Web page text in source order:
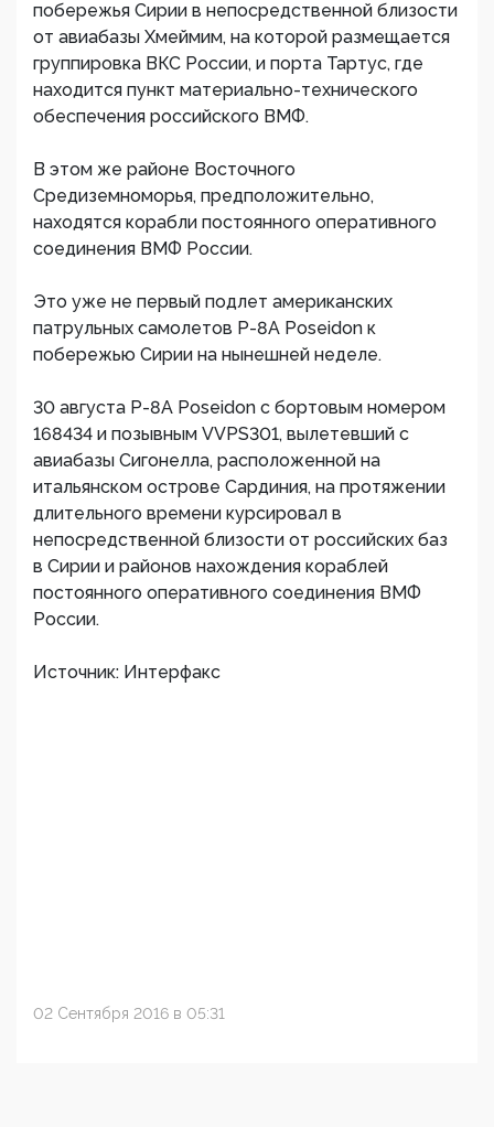
побережья Сирии в непосредственной близости
от авиабазы Хмеймим, на которой размещается
группировка ВКС России, и порта Тартус, где
находится пункт материально-технического
обеспечения российского ВМФ.
В этом же районе Восточного
Средиземноморья, предположительно,
находятся корабли постоянного оперативного
соединения ВМФ России.
Это уже не первый подлет американских
патрульных самолетов P-8A Poseidon к
побережью Сирии на нынешней неделе.
30 августа P-8A Poseidon с бортовым номером
168434 и позывным VVPS301, вылетевший с
авиабазы Сигонелла, расположенной на
итальянском острове Сардиния, на протяжении
длительного времени курсировал в
непосредственной близости от российских баз
в Сирии и районов нахождения кораблей
постоянного оперативного соединения ВМФ
России.
Источник: Интерфакс
02 Сентября 2016 в 05:31